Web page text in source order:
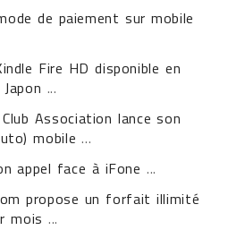
de paiement sur mobile
Fire HD disponible en
...
Association lance son
mobile...
appel face à iFone ...
propose un forfait illimité
mois ...